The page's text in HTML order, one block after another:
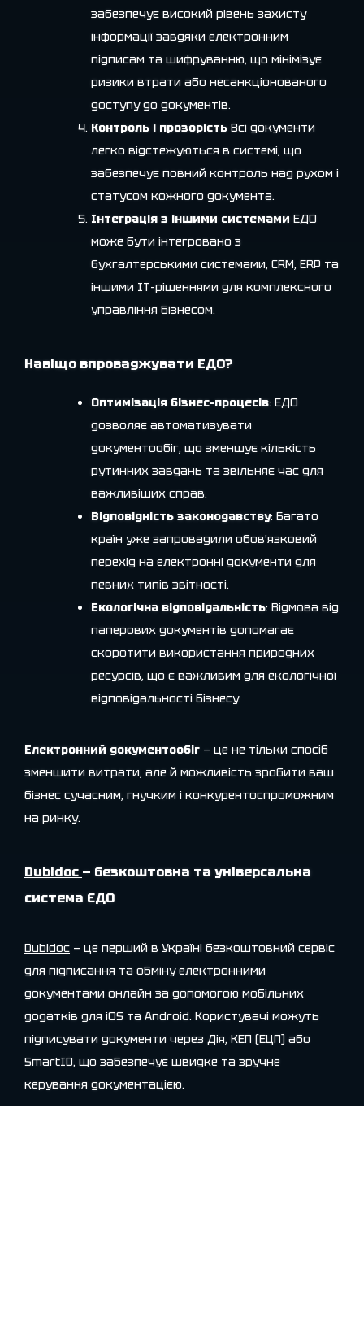
забезпечує високий рівень захисту
інформації завдяки електронним
підписам та шифруванню, що мінімізує
ризики втрати або несанкціонованого
доступу до документів.
Контроль і прозорість Всі документи
легко відстежуються в системі, що
забезпечує повний контроль над рухом і
статусом кожного документа.
Інтеграція з іншими системами ЕДО
може бути інтегровано з
бухгалтерськими системами, CRM, ERP та
іншими ІТ-рішеннями для комплексного
управління бізнесом.
Навіщо впроваджувати ЕДО?
Оптимізація бізнес-процесів: ЕДО
дозволяє автоматизувати
документообіг, що зменшує кількість
рутинних завдань та звільняє час для
важливіших справ.
Відповідність законодавству: Багато
країн уже запровадили обов’язковий
перехід на електронні документи для
певних типів звітності.
Екологічна відповідальність: Відмова від
паперових документів допомагає
скоротити використання природних
ресурсів, що є важливим для екологічної
відповідальності бізнесу.
Електронний документообіг — це не тільки спосіб
зменшити витрати, але й можливість зробити ваш
бізнес сучасним, гнучким і конкурентоспроможним
на ринку.
Dubidoc — безкоштовна та універсальна
система ЄДО
Dubidoc — це перший в Україні безкоштовний сервіс
для підписання та обміну електронними
документами онлайн за допомогою мобільних
додатків для iOS та Android. Користувачі можуть
підписувати документи через Дія, КЕП (ЕЦП) або
SmartID, що забезпечує швидке та зручне
керування документацією.